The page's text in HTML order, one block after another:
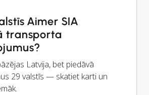
Aimer SIA
transporta
Latvija, bet piedāvā
29 valstīs — skatiet karti un